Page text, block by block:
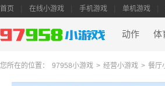
首页 在线小游戏 手机游戏 单机游戏
动作 体
您所在的位置： 97958小游戏 > 经营小游戏 > 餐厅